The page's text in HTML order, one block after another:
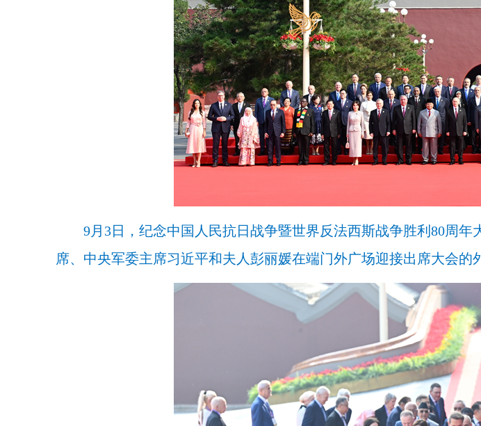
9月3日，纪念中国人民抗日战争暨世界反法西斯战争胜利80周
席、中央军委主席习近平和夫人彭丽媛在端门外广场迎接出席大会